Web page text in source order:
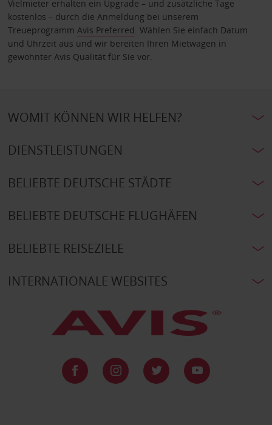
Vielmieter erhalten ein Upgrade – und zusätzliche Tage
kostenlos – durch die Anmeldung bei unserem
Treueprogramm Avis Preferred . Wählen Sie einfach Datum
und Uhrzeit aus und wir bereiten Ihren Mietwagen in
gewohnter Avis Qualität für Sie vor.
WOMIT KÖNNEN WIR HELFEN?
DIENSTLEISTUNGEN
BELIEBTE DEUTSCHE STÄDTE
BELIEBTE DEUTSCHE FLUGHÄFEN
BELIEBTE REISEZIELE
INTERNATIONALE WEBSITES